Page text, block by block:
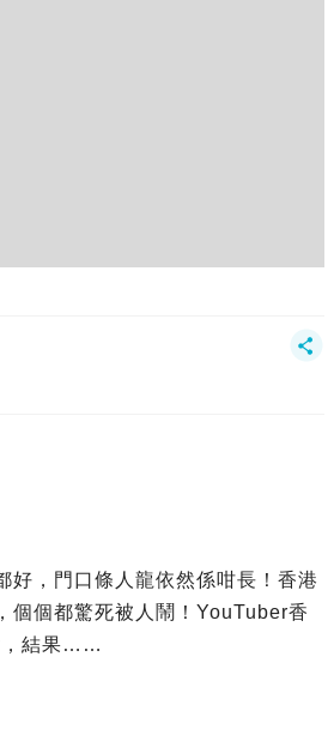
好，門口條人龍依然係咁長！香港
個個都驚死被人鬧！YouTuber香
，結果……